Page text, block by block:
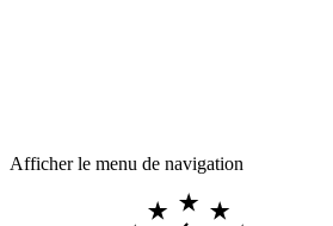
Afficher le menu de navigation